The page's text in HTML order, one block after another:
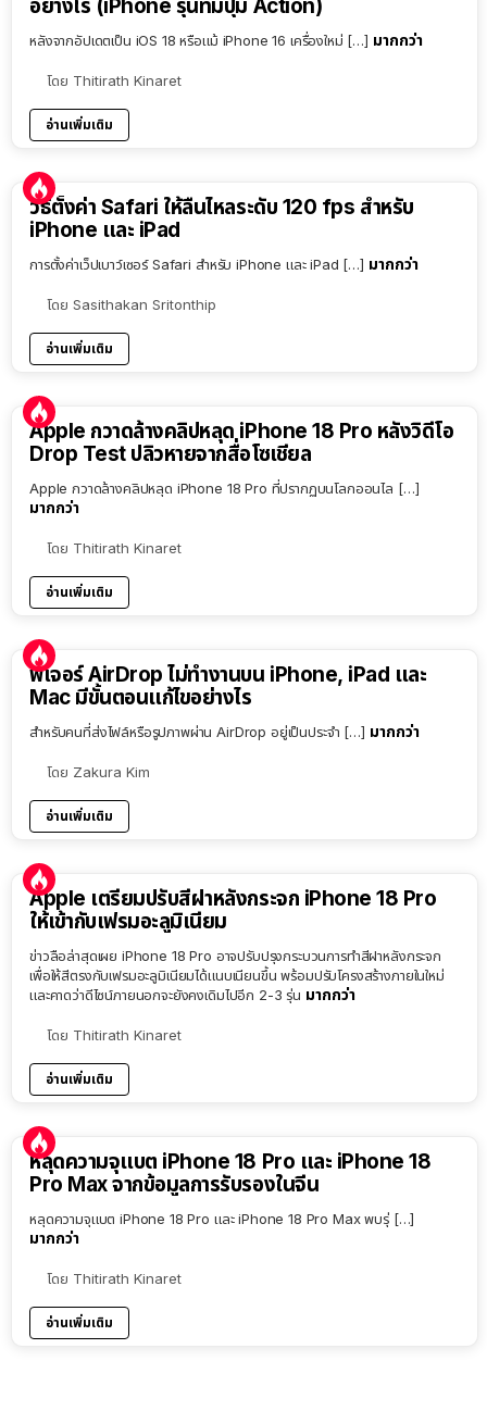
อย่างไร (iPhone รุ่นที่มีปุ่ม Action)
หลังจากอัปเดตเป็น iOS 18 หรือแม้ iPhone 16 เครื่องใหม่ […] มากกว่า
โดย Thitirath Kinaret
อ่านเพิ่มเติม
วิธีตั้งค่า Safari ให้ลื่นไหลระดับ 120 fps สำหรับ
iPhone และ iPad
การตั้งค่าเว็ปเบาว์เซอร์ Safari สำหรับ iPhone และ iPad […] มากกว่า
โดย Sasithakan Sritonthip
อ่านเพิ่มเติม
Apple กวาดล้างคลิปหลุด iPhone 18 Pro หลังวิดีโอ
Drop Test ปลิวหายจากสื่อโซเชียล
Apple กวาดล้างคลิปหลุด iPhone 18 Pro ที่ปรากฏบนโลกออนไล […]
มากกว่า
โดย Thitirath Kinaret
อ่านเพิ่มเติม
ฟีเจอร์ AirDrop ไม่ทำงานบน iPhone, iPad และ
Mac มีขั้นตอนแก้ไขอย่างไร
สำหรับคนที่ส่งไฟล์หรือรูปภาพผ่าน AirDrop อยู่เป็นประจำ […] มากกว่า
โดย Zakura Kim
อ่านเพิ่มเติม
Apple เตรียมปรับสีฝาหลังกระจก iPhone 18 Pro
ให้เข้ากับเฟรมอะลูมิเนียม
ข่าวลือล่าสุดเผย iPhone 18 Pro อาจปรับปรุงกระบวนการทำสีฝาหลังกระจก
เพื่อให้สีตรงกับเฟรมอะลูมิเนียมได้แนบเนียนขึ้น พร้อมปรับโครงสร้างภายในใหม่
และคาดว่าดีไซน์ภายนอกจะยังคงเดิมไปอีก 2-3 รุ่น มากกว่า
โดย Thitirath Kinaret
อ่านเพิ่มเติม
หลุดความจุแบต iPhone 18 Pro และ iPhone 18
Pro Max จากข้อมูลการรับรองในจีน
หลุดความจุแบต iPhone 18 Pro และ iPhone 18 Pro Max พบรุ่ […]
มากกว่า
โดย Thitirath Kinaret
อ่านเพิ่มเติม